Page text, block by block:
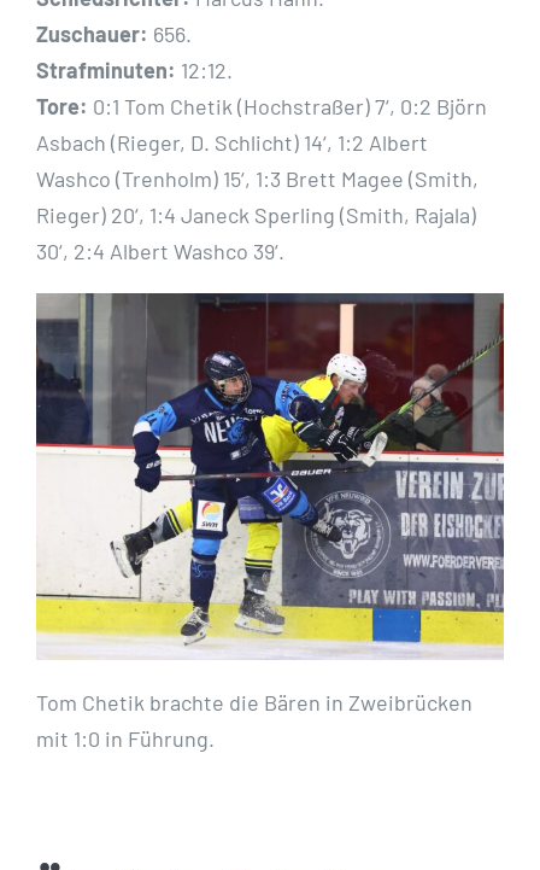
Zuschauer: 656.
Strafminuten: 12:12.
Tore: 0:1 Tom Chetik (Hochstraßer) 7‘, 0:2 Björn
Asbach (Rieger, D. Schlicht) 14‘, 1:2 Albert
Washco (Trenholm) 15‘, 1:3 Brett Magee (Smith,
Rieger) 20‘, 1:4 Janeck Sperling (Smith, Rajala)
30‘, 2:4 Albert Washco 39‘.
Tom Chetik brachte die Bären in Zweibrücken
mit 1:0 in Führung.